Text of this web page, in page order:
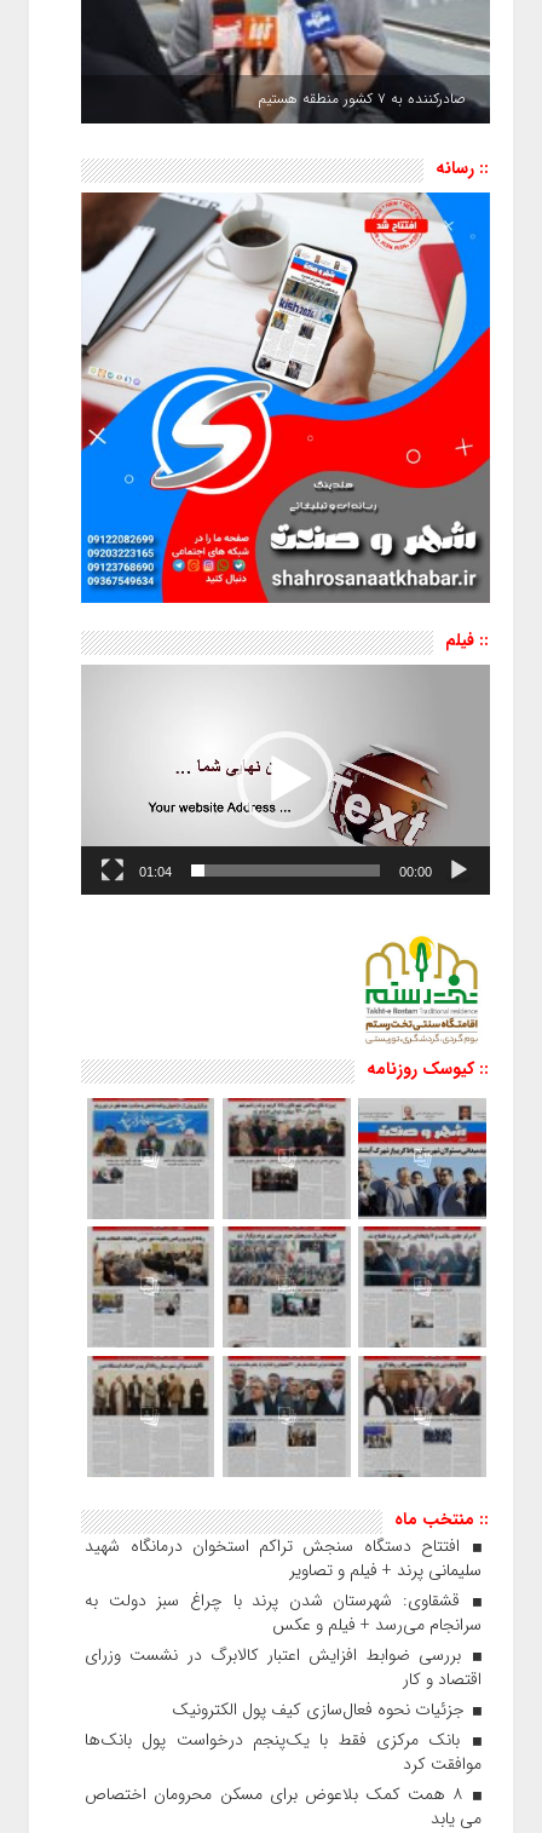
صادرکننده به ۷ کشور منطقه هستیم
:: رسانه
:: فیلم
نمایشگر
00:00
01:04
:: کیوسک روزنامه
:: منتخب ماه
افتتاح دستگاه سنجش تراکم استخوان درمانگاه شهید
سلیمانی پرند + فیلم و تصاویر
قشقاوی: شهرستان شدن پرند با چراغ سبز دولت به
سرانجام می‌رسد + فیلم و عکس
بررسی ضوابط افزایش اعتبار کالابرگ در نشست وزرای
اقتصاد و کار
جزئیات نحوه فعال‌سازی کیف پول الکترونیک
بانک مرکزی فقط با یک‌‎پنجم درخواست پول بانک‌ها
موافقت کرد
۸ همت کمک بلاعوض برای مسکن محرومان اختصاص
می یابد